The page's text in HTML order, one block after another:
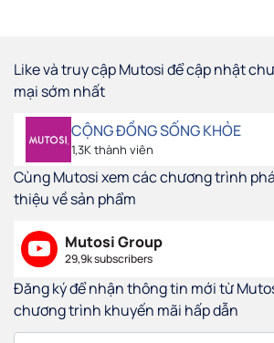
Like và truy cập Mutosi để cập nhật
mại sớm nhất
CỘNG ĐỒNG SỐNG KHỎE
Cùng Mutosi xem các chương trình
thiệu về sản phẩm
Mutosi Group
29,9k subscribers